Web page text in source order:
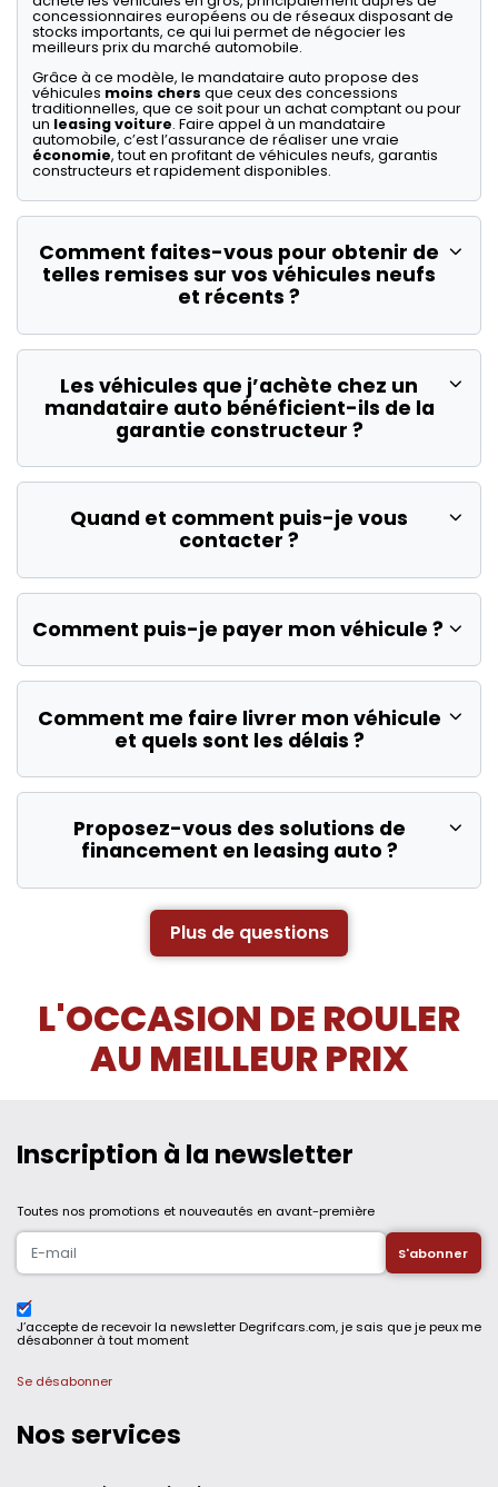
concessionnaires européens ou de réseaux disposant de
stocks importants, ce qui lui permet de négocier les
meilleurs prix du marché automobile.
Grâce à ce modèle, le mandataire auto propose des
véhicules moins chers que ceux des concessions
traditionnelles, que ce soit pour un achat comptant ou pour
un leasing voiture. Faire appel à un mandataire
automobile, c’est l’assurance de réaliser une vraie
économie, tout en profitant de véhicules neufs, garantis
constructeurs et rapidement disponibles.
Comment faites-vous pour obtenir de
telles remises sur vos véhicules neufs
et récents ?
Les véhicules que j’achète chez un
mandataire auto bénéficient-ils de la
garantie constructeur ?
Quand et comment puis-je vous
contacter ?
Comment puis-je payer mon véhicule ?
Comment me faire livrer mon véhicule
et quels sont les délais ?
Proposez-vous des solutions de
financement en leasing auto ?
Plus de questions
L'OCCASION DE ROULER
AU MEILLEUR PRIX
Inscription à la newsletter
Toutes nos promotions et nouveautés en avant-première
J’accepte de recevoir la newsletter Degrifcars.com, je sais que je peux me
désabonner à tout moment
Se désabonner
Nos services